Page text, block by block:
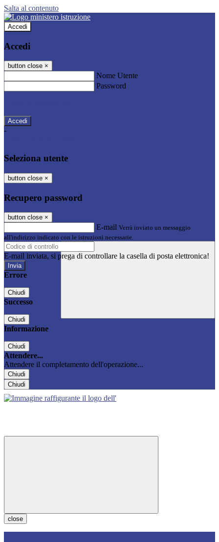
Salta al contenuto
Accedi
Accedi
button close ×
Nome Utente
Password
-
Seleziona utente
button close ×
Recupero password
button close ×
E-mail Verrà inviato un messaggio
all'indirizzo indicato con le istruzioni necessarie.
E-mail inviata, si prega di controllare la casella di posta elettronica!
Errore
Chiudi
Successo
Chiudi
Informazione
Chiudi
Attendere...
Attendere il completamento dell'operazione...
Chiudi
Chiudi
close